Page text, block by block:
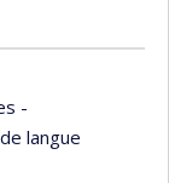
-
langue